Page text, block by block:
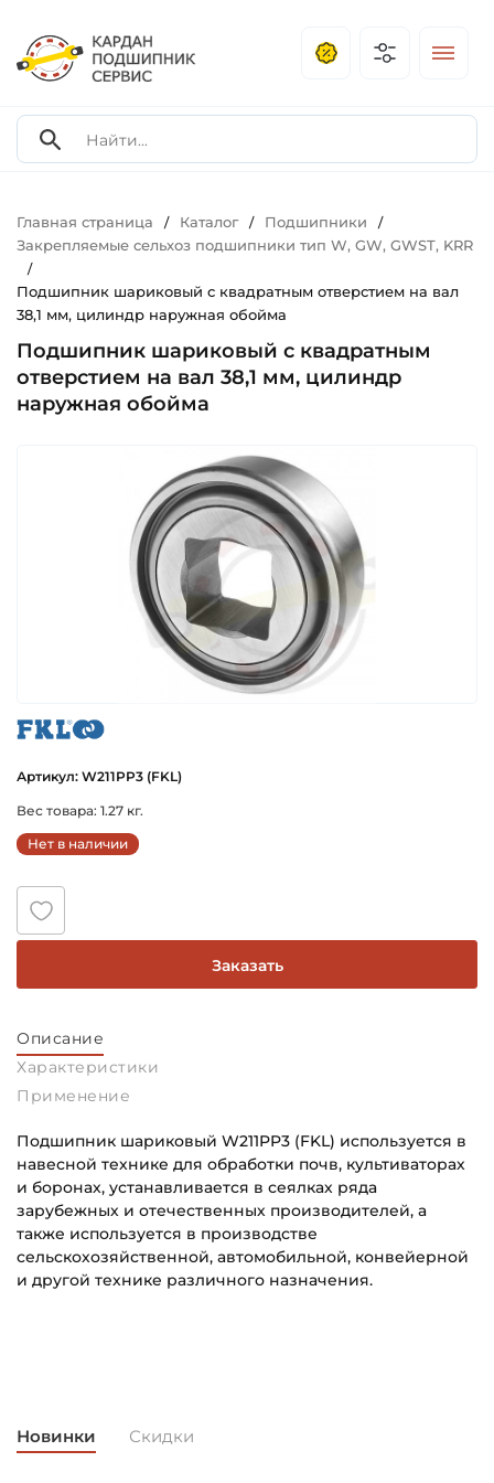
Главная страница / Каталог / Подшипники /
Закрепляемые сельхоз подшипники тип W, GW, GWST, KRR
/
Подшипник шариковый с квадратным отверстием на вал
38,1 мм, цилиндр наружная обойма
Подшипник шариковый с квадратным
отверстием на вал 38,1 мм, цилиндр
наружная обойма
Артикул: W211PP3 (FKL)
Вес товара: 1.27 кг.
Нет в наличии
Заказать
Описание
Характеристики
Применение
Подшипник шариковый W211PP3 (FKL) используется в
навесной технике для обработки почв, культиваторах
и боронах, устанавливается в сеялках ряда
зарубежных и отечественных производителей, а
также используется в производстве
сельскохозяйственной, автомобильной, конвейерной
и другой технике различного назначения.
Ширина внутреннего кольца (B):
Новинки Скидки